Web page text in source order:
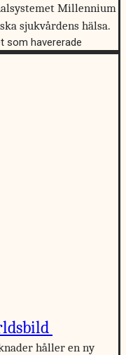
Millennium
sjukvårdens hälsa.
som havererade
håller en ny